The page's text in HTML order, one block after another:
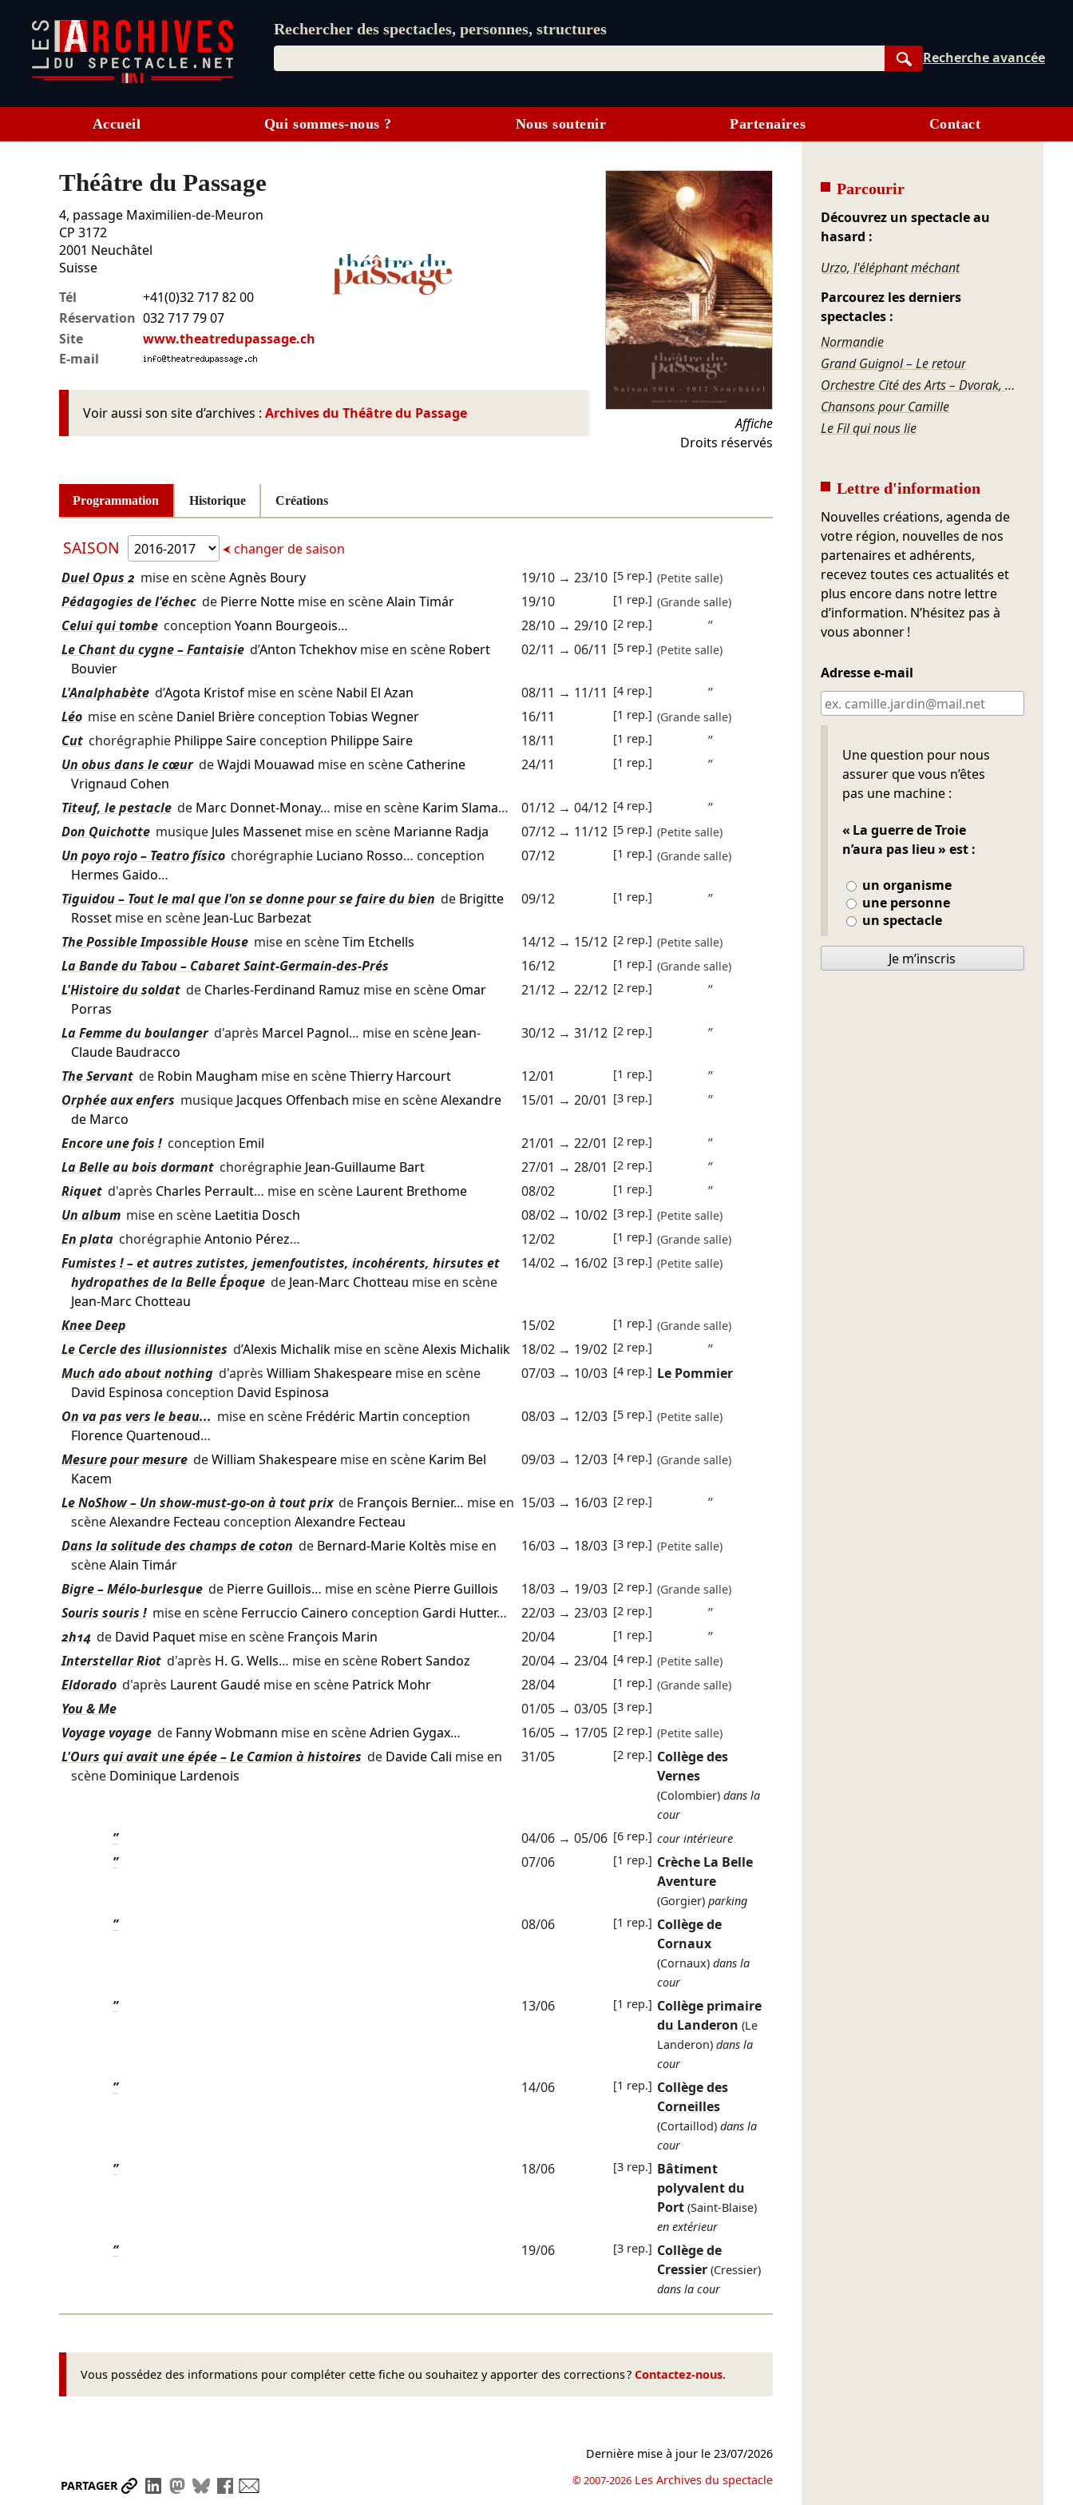
Rechercher des spectacles, personnes, structures
Rechercher
Recherche avancée
Accueil Qui sommes-nous ? Nous soutenir Partenaires Contact
Affiche
Droits réservés
Théâtre du Passage
4, passage Maximilien-de-Meuron
CP 3172
2001 Neuchâtel
Suisse
Tél
+41(0)32 717 82 00
Réservation 032 717 79 07
Site
www.theatredupassage.ch
E-mail
Voir aussi son site d’archives : Archives du Théâtre du Passage
Programmation Historique Créations
SAISON
changer de saison
Duel Opus 2 mise en scèneAgnès Boury 19/10→ 23/10 [5 rep.] (Petite salle)
Pédagogies de l'échec de Pierre Nottemise en scèneAlain Timár 19/10 [1 rep.] (Grande salle)
Celui qui tombe conception Yoann Bourgeois… 28/10→ 29/10 [2 rep.]
”
Le Chant du cygne – Fantaisie d’Anton Tchekhovmise en scène Robert
Bouvier
02/11 → 06/11 [5 rep.] (Petite salle)
L'Analphabète d’Agota Kristofmise en scène Nabil El Azan 08/11 → 11/11 [4 rep.]
”
Léo mise en scène Daniel Brièreconception Tobias Wegner 16/11 [1 rep.] (Grande salle)
Cut chorégraphie Philippe Saireconception Philippe Saire 18/11 [1 rep.]
”
Un obus dans le cœur deWajdi Mouawad mise en scène Catherine
Vrignaud Cohen
24/11 [1 rep.] ”
Titeuf, le pestacle de Marc Donnet-Monay… mise en scène Karim Slama… 01/12→ 04/12 [4 rep.]
”
Don Quichotte musique Jules Massenetmise en scène Marianne Radja 07/12→ 11/12 [5 rep.] (Petite salle)
Un poyo rojo – Teatro físico chorégraphie Luciano Rosso… conception
Hermes Gaido…
07/12 [1 rep.] (Grande salle)
Tiguidou – Tout le mal que l'on se donne pour se faire du bien de Brigitte
Rossetmise en scène Jean-Luc Barbezat
09/12 [1 rep.] ”
The Possible Impossible House mise en scèneTim Etchells 14/12→ 15/12 [2 rep.] (Petite salle)
La Bande du Tabou – Cabaret Saint-Germain-des-Prés 16/12 [1 rep.] (Grande salle)
L'Histoire du soldat de Charles-Ferdinand Ramuz mise en scène Omar
Porras
21/12→ 22/12 [2 rep.] ”
La Femme du boulanger d'après Marcel Pagnol… mise en scène Jean-
Claude Baudracco
30/12→ 31/12 [2 rep.] ”
The Servant de Robin Maugham mise en scèneThierry Harcourt 12/01 [1 rep.]
”
Orphée aux enfers musique Jacques Offenbach mise en scèneAlexandre
de Marco
15/01 → 20/01 [3 rep.] ”
Encore une fois ! conception Emil 21/01 → 22/01 [2 rep.]
”
La Belle au bois dormant chorégraphie Jean-Guillaume Bart 27/01 → 28/01 [2 rep.]
”
Riquet d'après Charles Perrault… mise en scène Laurent Brethome 08/02 [1 rep.]
”
Un album mise en scène Laetitia Dosch 08/02→ 10/02 [3 rep.] (Petite salle)
En plata chorégraphieAntonio Pérez… 12/02 [1 rep.] (Grande salle)
Fumistes ! – et autres zutistes, jemenfoutistes, incohérents, hirsutes et
hydropathes de la Belle Époque de Jean-Marc Chotteau mise en scène
Jean-Marc Chotteau
14/02→ 16/02 [3 rep.] (Petite salle)
Knee Deep 15/02 [1 rep.] (Grande salle)
Le Cercle des illusionnistes d’Alexis Michalikmise en scèneAlexis Michalik 18/02→ 19/02 [2 rep.]
”
Much ado about nothing d'après William Shakespearemise en scène
David Espinosa conception David Espinosa
07/03→ 10/03 [4 rep.] Le Pommier
On va pas vers le beau... mise en scène Frédéric Martin conception
Florence Quartenoud…
08/03→ 12/03 [5 rep.] (Petite salle)
Mesure pour mesure deWilliam Shakespearemise en scène Karim Bel
Kacem
09/03→ 12/03 [4 rep.] (Grande salle)
Le NoShow – Un show-must-go-on à tout prix de François Bernier… mise en
scèneAlexandre Fecteau conception Alexandre Fecteau
15/03→ 16/03 [2 rep.] ”
Dans la solitude des champs de coton de Bernard-Marie Koltès mise en
scèneAlain Timár
16/03→ 18/03 [3 rep.] (Petite salle)
Bigre – Mélo-burlesque de Pierre Guillois… mise en scène Pierre Guillois 18/03→ 19/03 [2 rep.] (Grande salle)
Souris souris ! mise en scène Ferruccio Cainero conception Gardi Hutter… 22/03→ 23/03 [2 rep.]
”
2h14 de David Paquetmise en scène François Marin 20/04 [1 rep.]
”
Interstellar Riot d'après H. G. Wells… mise en scène Robert Sandoz 20/04→ 23/04 [4 rep.] (Petite salle)
Eldorado d'après Laurent Gaudémise en scène Patrick Mohr 28/04 [1 rep.] (Grande salle)
You & Me 01/05→ 03/05 [3 rep.]
Voyage voyage de Fanny Wobmann mise en scèneAdrien Gygax… 16/05→ 17/05 [2 rep.] (Petite salle)
L'Ours qui avait une épée – Le Camion à histoires de Davide Cali mise en
scène Dominique Lardenois
31/05 [2 rep.] Collège des
Vernes
(Colombier) dans la
cour
” 04/06→ 05/06 [6 rep.] cour intérieure
” 07/06 [1 rep.] Crèche La Belle
Aventure
(Gorgier) parking
” 08/06 [1 rep.] Collège de
Cornaux
(Cornaux) dans la
cour
” 13/06 [1 rep.] Collège primaire
du Landeron (Le
Landeron) dans la
cour
” 14/06 [1 rep.] Collège des
Corneilles
(Cortaillod) dans la
cour
” 18/06 [3 rep.] Bâtiment
polyvalent du
Port (Saint-Blaise)
en extérieur
” 19/06 [3 rep.] Collège de
Cressier (Cressier)
dans la cour
Vous possédez des informations pour compléter cette fiche ou souhaitez y apporter des corrections ? Contactez-nous.
PARTAGER Partager le lien
Partager sur LinkedIn
Partager sur Mastodon
Partager sur Bluesky
Partager sur Facebook
Dernière mise à jour le23/07/2026
© 2007-2026 Les Archives du spectacle
Parcourir
Découvrez un spectacle au
hasard :
Urzo, l'éléphant méchant
Parcourez les derniers
spectacles :
Normandie
Grand Guignol – Le retour
Orchestre Cité des Arts – Dvorak, Mozart
Chansons pour Camille
Le Fil qui nous lie
Lettre d'information
Nouvelles créations, agenda de
votre région, nouvelles de nos
partenaires et adhérents,
recevez toutes ces actualités et
plus encore dans notre lettre
d’information. N’hésitez pas à
vous abonner !
Adresse e-mail
Une question pour nous
assurer que vous n’êtes
pas une machine :
« La guerre de Troie
n’aura pas lieu » est :
un organisme
une personne
un spectacle
Ne pas remplir
Je m’inscris